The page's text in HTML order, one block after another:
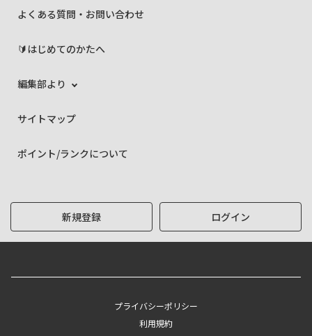
よくある質問・お問い合わせ
🔰はじめてのかたへ
編集部より
サイトマップ
ポイント/ランクについて
新規登録 ログイン
プライバシーポリシー
利用規約